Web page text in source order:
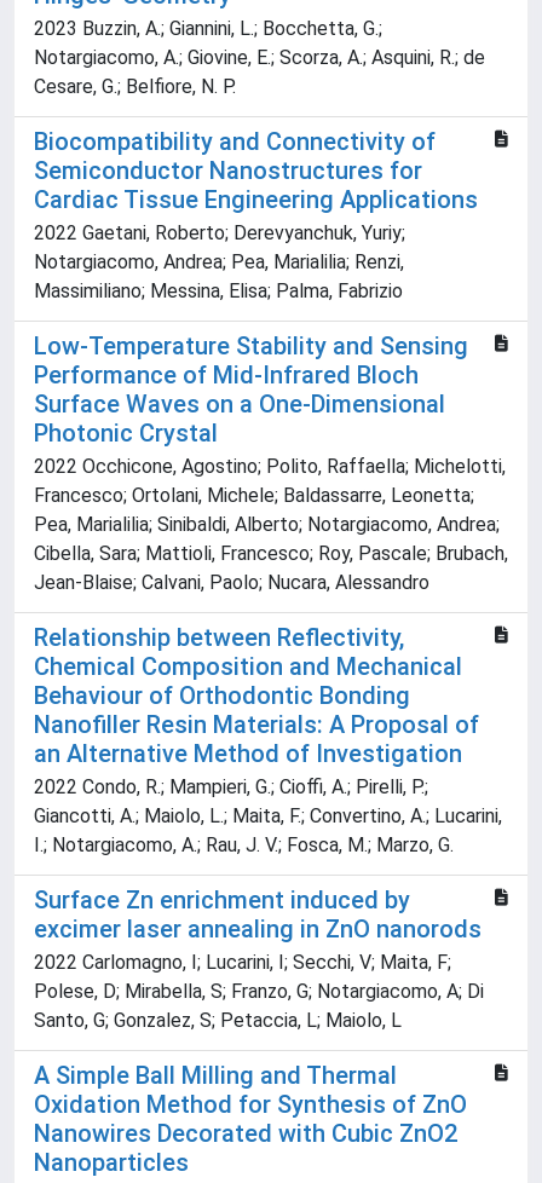
2023 Buzzin, A.; Giannini, L.; Bocchetta, G.;
Notargiacomo, A.; Giovine, E.; Scorza, A.; Asquini, R.; de
Cesare, G.; Belfiore, N. P.
Biocompatibility and Connectivity of
Semiconductor Nanostructures for
Cardiac Tissue Engineering Applications
2022 Gaetani, Roberto; Derevyanchuk, Yuriy;
Notargiacomo, Andrea; Pea, Marialilia; Renzi,
Massimiliano; Messina, Elisa; Palma, Fabrizio
Low-Temperature Stability and Sensing
Performance of Mid-Infrared Bloch
Surface Waves on a One-Dimensional
Photonic Crystal
2022 Occhicone, Agostino; Polito, Raffaella; Michelotti,
Francesco; Ortolani, Michele; Baldassarre, Leonetta;
Pea, Marialilia; Sinibaldi, Alberto; Notargiacomo, Andrea;
Cibella, Sara; Mattioli, Francesco; Roy, Pascale; Brubach,
Jean-Blaise; Calvani, Paolo; Nucara, Alessandro
Relationship between Reflectivity,
Chemical Composition and Mechanical
Behaviour of Orthodontic Bonding
Nanofiller Resin Materials: A Proposal of
an Alternative Method of Investigation
2022 Condo, R.; Mampieri, G.; Cioffi, A.; Pirelli, P.;
Giancotti, A.; Maiolo, L.; Maita, F.; Convertino, A.; Lucarini,
I.; Notargiacomo, A.; Rau, J. V.; Fosca, M.; Marzo, G.
Surface Zn enrichment induced by
excimer laser annealing in ZnO nanorods
2022 Carlomagno, I; Lucarini, I; Secchi, V; Maita, F;
Polese, D; Mirabella, S; Franzo, G; Notargiacomo, A; Di
Santo, G; Gonzalez, S; Petaccia, L; Maiolo, L
A Simple Ball Milling and Thermal
Oxidation Method for Synthesis of ZnO
Nanowires Decorated with Cubic ZnO2
Nanoparticles